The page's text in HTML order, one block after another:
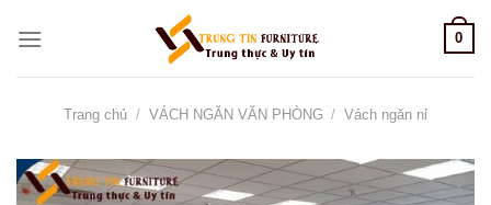
0
Trang chủ / VÁCH NGĂN VĂN PHÒNG / Vách ngăn nỉ